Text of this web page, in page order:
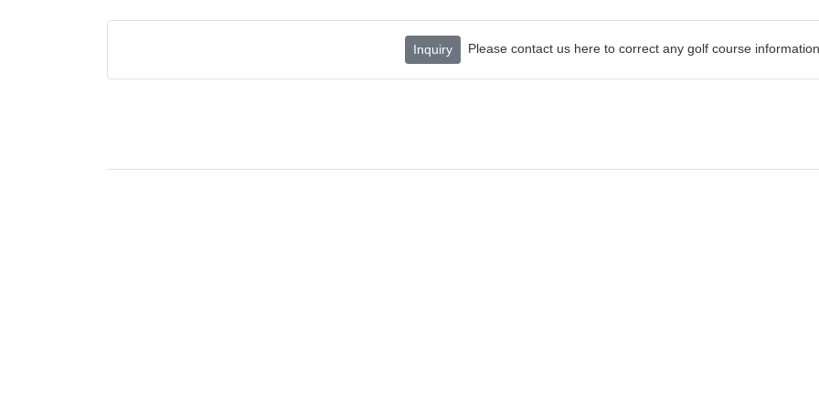
Inquiry Please contact us here to correct any golf course